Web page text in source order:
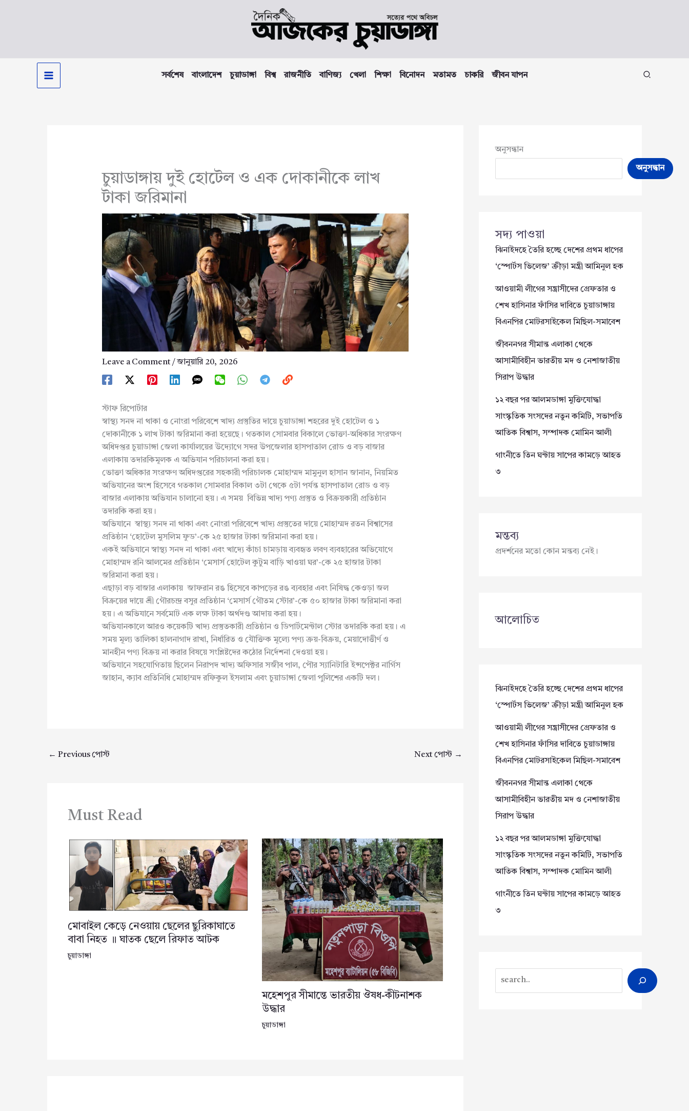
সর্বশেষ বাংলাদেশ চুয়াডাঙ্গা বিশ্ব রাজনীতি বাণিজ্য খেলা শিক্ষা বিনোদন মতামত চাকরি জীবন যাপন
চুয়াডাঙ্গায় দুই হোটেল ও এক দোকানীকে লাখ
টাকা জরিমানা
Leave a Comment /জানুয়ারি 20, 2026
স্টাফ রিপোর্টার
স্বাস্থ্য সনদ না থাকা ও নোংরা পরিবেশে খাদ্য প্রস্তুতির দায়ে চুয়াডাঙ্গা শহরের দুই হোটেল ও ১
দোকানীকে ১ লাখ টাকা জরিমানা করা হয়েছে। গতকাল সোমবার বিকালে ভোক্তা-অধিকার সংরক্ষণ
অধিদপ্তর চুয়াডাঙ্গা জেলা কার্যালয়ের উদ্যোগে সদর উপজেলার হাসপাতাল রোড ও বড় বাজার
এলাকায় তদারকিমূলক এ অভিযান পরিচালনা করা হয়।
ভোক্তা অধিকার সংরক্ষণ অধিদপ্তরের সহকারী পরিচালক মোহাম্মদ মামুনুল হাসান জানান, নিয়মিত
অভিযানের অংশ হিসেবে গতকাল সোমবার বিকাল ৩টা থেকে ৫টা পর্যন্ত হাসপাতাল রোড ও বড়
বাজার এলাকায় অভিযান চালানো হয়। এ সময় বিভিন্ন খাদ্য পণ্য প্রস্তুত ও বিক্রয়কারী প্রতিষ্ঠান
তদারকি করা হয়।
অভিযানে স্বাস্থ্য সনদ না থাকা এবং নোংরা পরিবেশে খাদ্য প্রস্তুতের দায়ে মোহাম্মদ রতন বিশ্বাসের
প্রতিষ্ঠান ‘হোটেল মুসলিম ফুড’-কে ২৫ হাজার টাকা জরিমানা করা হয়।
একই অভিযানে স্বাস্থ্য সনদ না থাকা এবং খাদ্যে কাঁচা চামড়ায় ব্যবহৃত লবণ ব্যবহারের অভিযোগে
মোহাম্মদ রনি আলমের প্রতিষ্ঠান ‘মেসার্স হোটেল কুটুম বাড়ি খাওয়া ঘর’-কে ২৫ হাজার টাকা
জরিমানা করা হয়।
এছাড়া বড় বাজার এলাকায় জাফরান রঙ হিসেবে কাপড়ের রঙ ব্যবহার এবং নিষিদ্ধ কেওড়া জল
বিক্রয়ের দায়ে শ্রী গৌরচন্দ্র বসুর প্রতিষ্ঠান ‘মেসার্স গৌতম স্টোর’-কে ৫০ হাজার টাকা জরিমানা করা
হয়। এ অভিযানে সর্বমোট এক লক্ষ টাকা অর্থদণ্ড আদায় করা হয়।
অভিযানকালে আরও কয়েকটি খাদ্য প্রস্তুতকারী প্রতিষ্ঠান ও ডিপার্টমেন্টাল স্টোর তদারকি করা হয়। এ
সময় মূল্য তালিকা হালনাগাদ রাখা, নির্ধারিত ও যৌক্তিক মূল্যে পণ্য ক্রয়-বিক্রয়, মেয়াদোত্তীর্ণ ও
মানহীন পণ্য বিক্রয় না করার বিষয়ে সংশ্লিষ্টদের কঠোর নির্দেশনা দেওয়া হয়।
অভিযানে সহযোগিতায় ছিলেন নিরাপদ খাদ্য অফিসার সজীব পাল, পৌর স্যানিটারি ইন্সপেক্টর নার্গিস
জাহান, ক্যাব প্রতিনিধি মোহাম্মদ রফিকুল ইসলাম এবং চুয়াডাঙ্গা জেলা পুলিশের একটি দল।
← Previous পোস্ট Next পোস্ট →
Must Read
মোবাইল কেড়ে নেওয়ায় ছেলের ছুরিকাঘাতে
বাবা নিহত ॥ ঘাতক ছেলে রিফাত আটক
চুয়াডাঙ্গা
মহেশপুর সীমান্তে ভারতীয় ঔষধ-কীটনাশক
উদ্ধার
চুয়াডাঙ্গা
অনুসন্ধান
অনুসন্ধান
সদ্য পাওয়া
ঝিনাইদহে তৈরি হচ্ছে দেশের প্রথম ধাপের
‘স্পোর্টস ভিলেজ’ ক্রীড়া মন্ত্রী আমিনুল হক
আওয়ামী লীগের সন্ত্রাসীদের গ্রেফতার ও
শেখ হাসিনার ফাঁসির দাবিতে চুয়াডাঙ্গায়
বিএনপির মোটরসাইকেল মিছিল-সমাবেশ
জীবননগর সীমান্ত এলাকা থেকে
আসামীবিহীন ভারতীয় মদ ও নেশাজাতীয়
সিরাপ উদ্ধার
১২ বছর পর আলমডাঙ্গা মুক্তিযোদ্ধা
সাংস্কৃতিক সংসদের নতুন কমিটি, সভাপতি
আতিক বিশ্বাস, সম্পাদক মোমিন আলী
গাংনীতে তিন ঘন্টায় সাপের কামড়ে আহত
৩
মন্তব্য
প্রদর্শনের মতো কোন মন্তব্য নেই।
আলোচিত
ঝিনাইদহে তৈরি হচ্ছে দেশের প্রথম ধাপের
‘স্পোর্টস ভিলেজ’ ক্রীড়া মন্ত্রী আমিনুল হক
আওয়ামী লীগের সন্ত্রাসীদের গ্রেফতার ও
শেখ হাসিনার ফাঁসির দাবিতে চুয়াডাঙ্গায়
বিএনপির মোটরসাইকেল মিছিল-সমাবেশ
জীবননগর সীমান্ত এলাকা থেকে
আসামীবিহীন ভারতীয় মদ ও নেশাজাতীয়
সিরাপ উদ্ধার
১২ বছর পর আলমডাঙ্গা মুক্তিযোদ্ধা
সাংস্কৃতিক সংসদের নতুন কমিটি, সভাপতি
আতিক বিশ্বাস, সম্পাদক মোমিন আলী
গাংনীতে তিন ঘন্টায় সাপের কামড়ে আহত
৩